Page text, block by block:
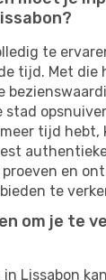
te
tijd. Met die
stad
tijd hebt,
en
te
om je te
Lissabon